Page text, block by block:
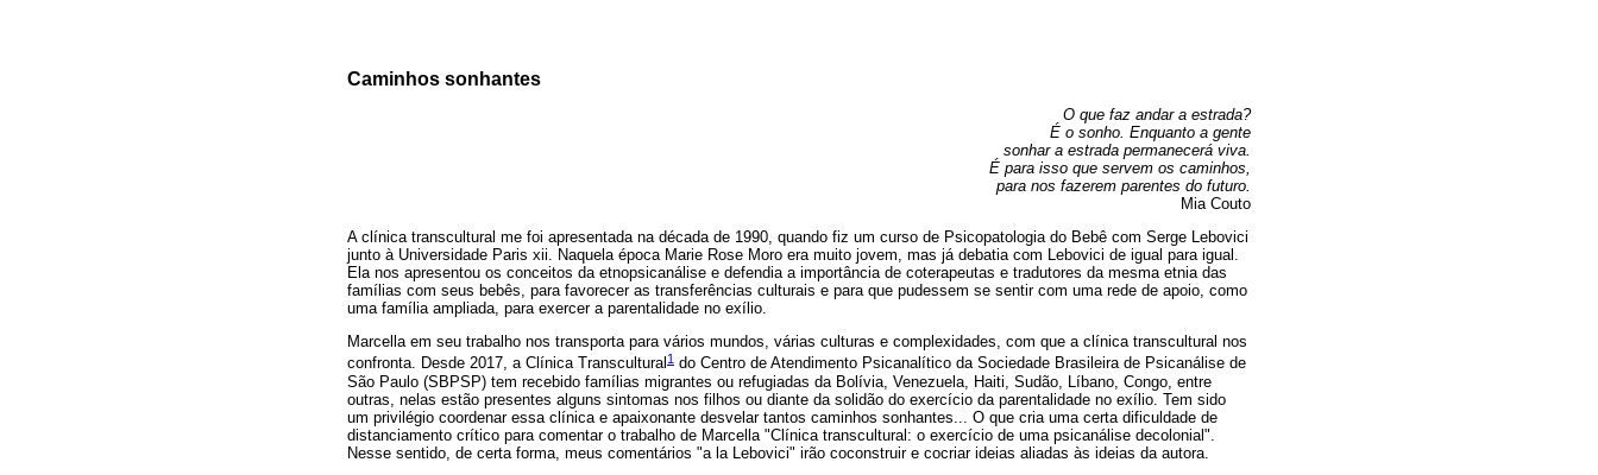
Caminhos sonhantes
O que faz andar a estrada?
É o sonho. Enquanto a gente
sonhar a estrada permanecerá viva.
É para isso que servem os caminhos,
para nos fazerem parentes do futuro.
Mia Couto
A clínica transcultural me foi apresentada na década de 1990, quando fiz um curso de Psicopatologia do Bebê com Serge Lebovici
junto à Universidade Paris xii. Naquela época Marie Rose Moro era muito jovem, mas já debatia com Lebovici de igual para igual.
Ela nos apresentou os conceitos da etnopsicanálise e defendia a importância de coterapeutas e tradutores da mesma etnia das
famílias com seus bebês, para favorecer as transferências culturais e para que pudessem se sentir com uma rede de apoio, como
uma família ampliada, para exercer a parentalidade no exílio.
Marcella em seu trabalho nos transporta para vários mundos, várias culturas e complexidades, com que a clínica transcultural nos
confronta. Desde 2017, a Clínica Transcultural 1 do Centro de Atendimento Psicanalítico da Sociedade Brasileira de Psicanálise de
São Paulo (SBPSP) tem recebido famílias migrantes ou refugiadas da Bolívia, Venezuela, Haiti, Sudão, Líbano, Congo, entre
outras, nelas estão presentes alguns sintomas nos filhos ou diante da solidão do exercício da parentalidade no exílio. Tem sido
um privilégio coordenar essa clínica e apaixonante desvelar tantos caminhos sonhantes... O que cria uma certa dificuldade de
distanciamento crítico para comentar o trabalho de Marcella "Clínica transcultural: o exercício de uma psicanálise decolonial".
Nesse sentido, de certa forma, meus comentários "a la Lebovici" irão coconstruir e cocriar ideias aliadas às ideias da autora.